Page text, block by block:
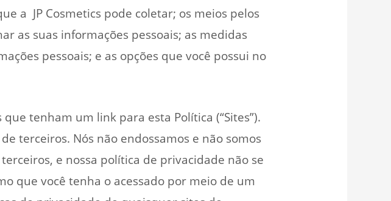
a JP Cosmetics pode coletar; os meios pelos
as suas informações pessoais; as medidas
pessoais; e as opções que você possui no
tenham um link para esta Política (“Sites”).
terceiros. Nós não endossamos e não somos
e nossa política de privacidade não se
que você tenha o acessado por meio de um